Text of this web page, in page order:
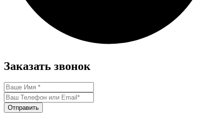
Заказать звонок
Отправить